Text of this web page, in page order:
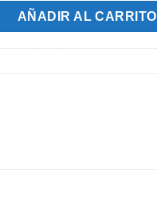
gr. - Ketchup cantidad
AÑADIR AL CARRITO